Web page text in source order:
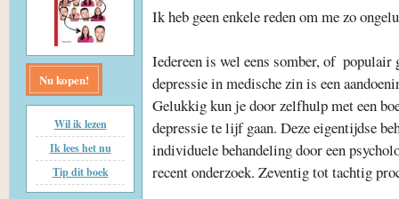
Nu kopen!
Wil ik lezen
Ik lees het nu
Tip dit boek
Ik heb geen enkele reden om me zo
Iedereen is wel eens somber, of  populair
depressie in medische zin is een
Gelukkig kun je door zelfhulp met een
depressie te lijf gaan. Deze eigentijdse
individuele behandeling door een
recent onderzoek. Zeventig tot tachtig